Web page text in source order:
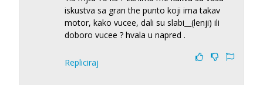
iskustva sa gran the punto koji ima takav
motor, kako vucee, dali su slabi__(lenji) ili
doboro vucee ? hvala u napred .
Repliciraj